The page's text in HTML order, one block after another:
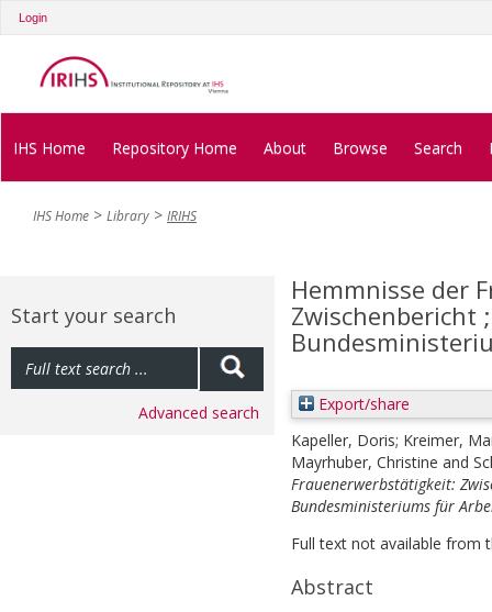
Login
IHS Home Repository Home About Browse Search
IHS Home Library IRIHS
Start your search
Advanced search
Hemmnisse der
Zwischenbericht
Export/share
Kapeller, Doris; Kreimer,
Mayrhuber, Christine and
Frauenerwerbstätigkeit:
Bundesministeriums für
Full text not available from
Abstract